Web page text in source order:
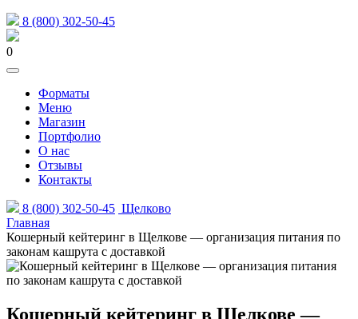
8 (800) 302-50-45
0
Форматы
Меню
Магазин
Портфолио
О нас
Отзывы
Контакты
8 (800) 302-50-45 Щелково
Главная
Кошерный кейтеринг в Щелкове — организация питания по
законам кашрута с доставкой
Кошерный кейтеринг в Щелкове —